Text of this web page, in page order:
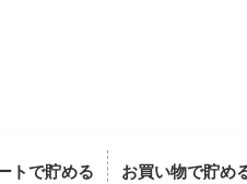
トで貯める お買い物で貯め